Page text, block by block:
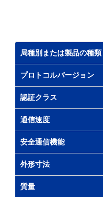
局種別または製品の種類
プロトコルバージョン
認証クラス
通信速度
安全通信機能
外形寸法
質量